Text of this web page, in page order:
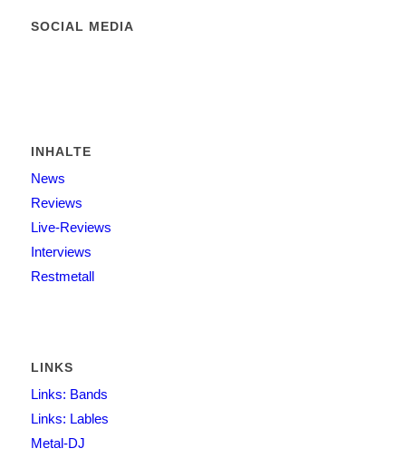
SOCIAL MEDIA
INHALTE
News
Reviews
Live-Reviews
Interviews
Restmetall
LINKS
Links: Bands
Links: Lables
Metal-DJ